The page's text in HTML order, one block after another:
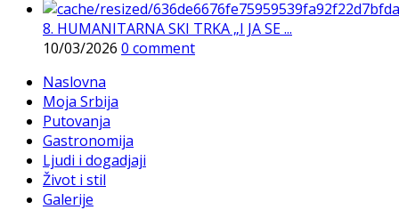
8. HUMANITARNA SKI TRKA „I JA SE ...
10/03/2026 0 comment
Naslovna
Moja Srbija
Putovanja
Gastronomija
Ljudi i dogadjaji
Život i stil
Galerije